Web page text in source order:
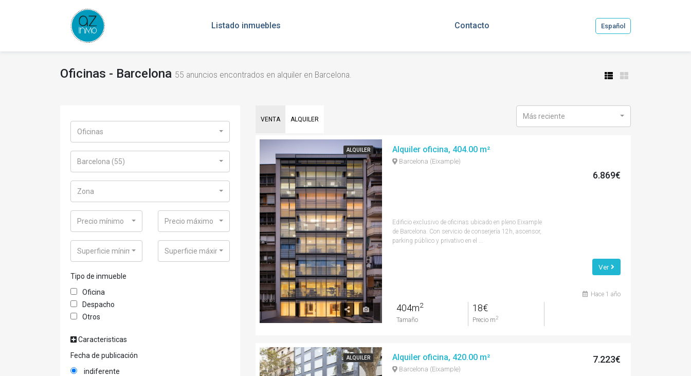
Listado inmuebles Contacto Español
Oficinas - Barcelona 55 anuncios encontrados en alquiler en Barcelona.
Oficinas
Barcelona (55)
Zona
Precio mínimo Precio máximo
Superficie mínima Superficie máxima
Tipo de inmueble
Oficina
Despacho
Otros
Caracteristicas
Fecha de publicación
indiferente
VENTA ALQUILER Más reciente
ALQUILER Alquiler oficina, 404.00 m²
Barcelona (Eixample)
Edificio exclusivo de oficinas ubicado en pleno Eixample
de Barcelona. Con servicio de conserjería 12h, ascensor,
parking público y privativo en el ...
404m2
Tamaño
18€
Precio m 2
6.869€
Ver
Hace 1 año
ALQUILER Alquiler oficina, 420.00 m²
Barcelona (Eixample)
7.223€